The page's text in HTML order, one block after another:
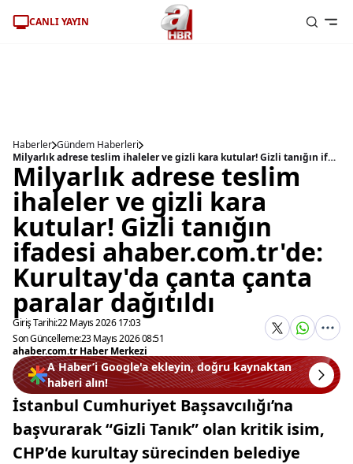
CANLI YAYIN
Haberler Gündem Haberleri
Milyarlık adrese teslim ihaleler ve gizli kara kutular! Gizli tanığın ifadesi ahaber.com.tr'de: Kurultay'da çanta çanta paralar dağıtıldı
Milyarlık adrese teslim
ihaleler ve gizli kara
kutular! Gizli tanığın
ifadesi ahaber.com.tr'de:
Kurultay'da çanta çanta
paralar dağıtıldı
Giriş Tarihi:22 Mayıs 2026 17:03
Son Güncelleme:23 Mayıs 2026 08:51
ahaber.com.tr Haber Merkezi
A Haber’i Google'a ekleyin, doğru kaynaktan
haberi alın!
İstanbul Cumhuriyet Başsavcılığı’na
başvurarak “Gizli Tanık” olan kritik isim,
CHP’de kurultay sürecinden belediye